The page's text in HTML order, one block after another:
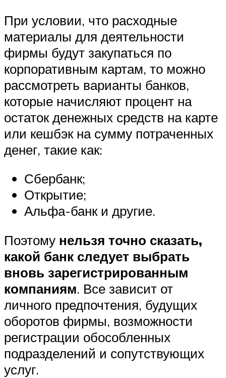
При условии, что расходные
материалы для деятельности
фирмы будут закупаться по
корпоративным картам, то можно
рассмотреть варианты банков,
которые начисляют процент на
остаток денежных средств на карте
или кешбэк на сумму потраченных
денег, такие как:
Сбербанк;
Открытие;
Альфа-банк и другие.
Поэтому нельзя точно сказать,
какой банк следует выбрать
вновь зарегистрированным
компаниям. Все зависит от
личного предпочтения, будущих
оборотов фирмы, возможности
регистрации обособленных
подразделений и сопутствующих
услуг.